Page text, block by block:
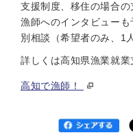
支援制度、移住の場合
漁師へのインタビュー
別相談（希望者のみ、1
詳しくは高知県漁業就業
高知で漁師！